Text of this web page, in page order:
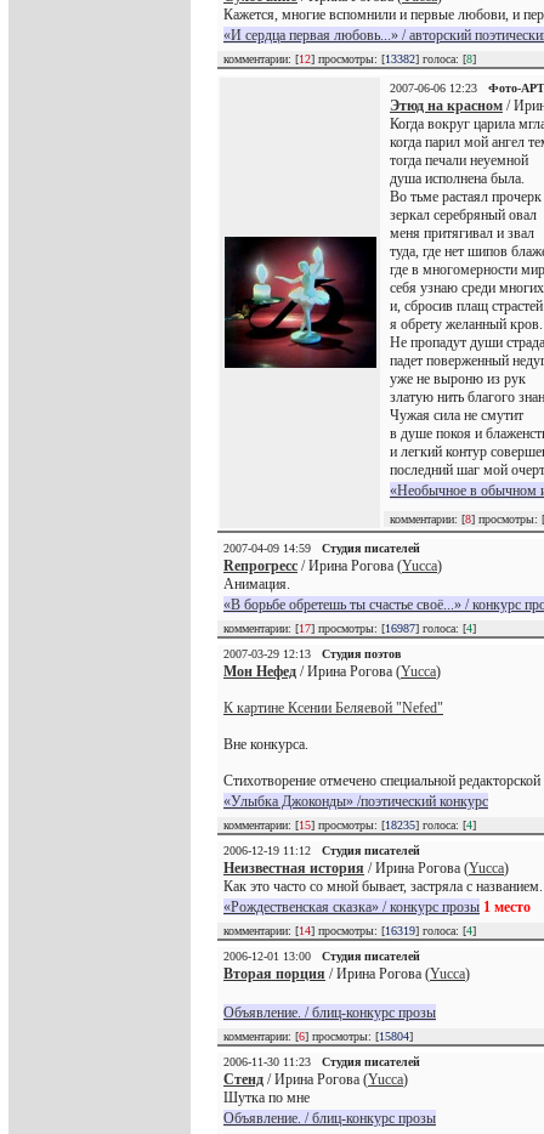
Кажется, многие вспомнили и первые любови, и
«И сердца первая любовь...» / авторский
комментарии: [12] просмотры: [13382] голоса: [8]
2007-06-06 12:23 Фото-АРТ
Этюд на красном /
Когда вокруг царила
когда парил мой ангел
тогда печали неуемной
душа исполнена была.
Во тьме растаял прочерк
зеркал серебряный овал
меня притягивал и звал
туда, где нет шипов
где в многомерности
себя узнаю среди многих
и, сбросив плащ
я обрету желанный кров.
Не пропадут души
падет поверженный
уже не выроню из рук
златую нить благого
Чужая сила не смутит
в душе покоя и
и легкий контур
последний шаг мой
«Необычное в обычном
комментарии: [8] просмотры: [
2007-04-09 14:59 Студия писателей
Reпрогресс / Ирина Рогова (Yucca)
Анимация.
«В борьбе обретешь ты счастье своё...» / конкурс
комментарии: [17] просмотры: [16987] голоса: [4]
2007-03-29 12:13
Студия поэтов
Мон Нефед / Ирина Рогова (Yucca)
К картине Ксении Беляевой "Nefed"
Вне конкурса.
Стихотворение отмечено специальной
«Улыбка Джоконды» /поэтический конкурс
комментарии: [15] просмотры: [18235] голоса: [4]
2006-12-19 11:12
Студия писателей
Неизвестная история / Ирина Рогова (Yucca)
Как это часто со мной бывает, застряла с
«Рождественская сказка» / конкурс прозы 1 место
комментарии: [14] просмотры: [16319] голоса: [4]
2006-12-01 13:00
Студия писателей
Вторая порция / Ирина Рогова (Yucca)
Объявление. / блиц-конкурс прозы
комментарии: [6] просмотры: [15804]
2006-11-30 11:23
Студия писателей
Стенд / Ирина Рогова (Yucca)
Шутка по мне
Объявление. / блиц-конкурс прозы